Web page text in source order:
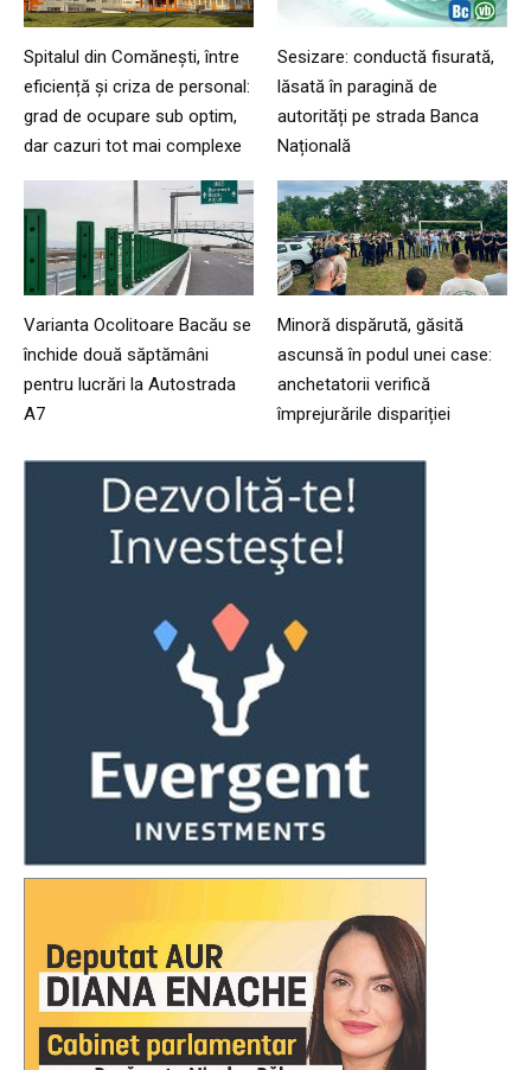
Spitalul din Comănești, între
eficiență și criza de personal:
grad de ocupare sub optim,
dar cazuri tot mai complexe
Sesizare: conductă fisurată,
lăsată în paragină de
autorități pe strada Banca
Națională
Varianta Ocolitoare Bacău se
închide două săptămâni
pentru lucrări la Autostrada
A7
Minoră dispărută, găsită
ascunsă în podul unei case:
anchetatorii verifică
împrejurările dispariției